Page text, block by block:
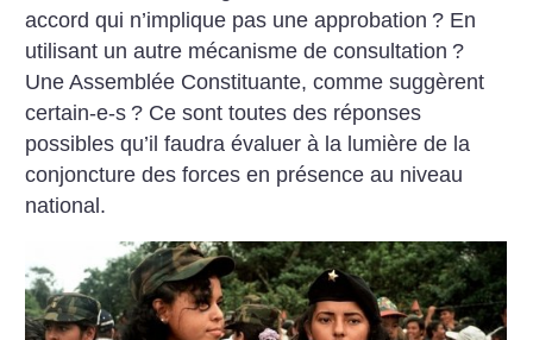
accord qui n’implique pas une approbation ? En
utilisant un autre mécanisme de consultation ?
Une Assemblée Constituante, comme suggèrent
certain-e-s ? Ce sont toutes des réponses
possibles qu’il faudra évaluer à la lumière de la
conjoncture des forces en présence au niveau
national.